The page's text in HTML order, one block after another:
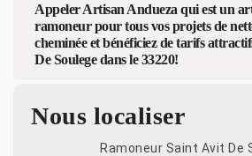
Appeler Artisan Andueza qui est un
ramoneur pour tous vos projets de
cheminée et bénéficiez de tarifs
De Soulege dans le 33220!
Nous localiser
Ramoneur Saint Avit De